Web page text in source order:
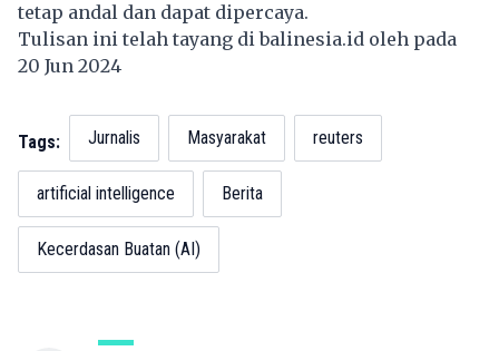
tetap andal dan dapat dipercaya.
Tulisan ini telah tayang dibalinesia.id oleh pada
20 Jun 2024
Tags: Jurnalis Masyarakat reuters
artificial intelligence Berita
Kecerdasan Buatan (AI)